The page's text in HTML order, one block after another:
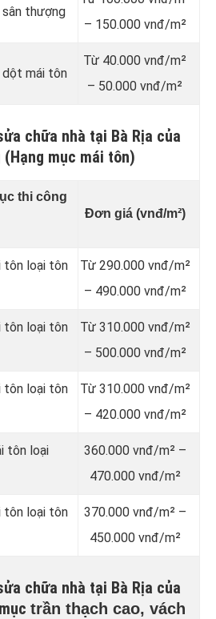
sân thượng
– 150.000 vnđ/m²
dột mái tôn
Từ 40.000 vnđ/m²
– 50.000 vnđ/m²
chữa nhà tại Bà Rịa của
(Hạng mục mái tôn)
thi công
Đơn giá (vnđ/m²)
tôn loại tôn
Từ 290.000 vnđ/m²
– 490.000 vnđ/m²
tôn loại tôn
Từ 310.000 vnđ/m²
– 500.000 vnđ/m²
tôn loại tôn
Từ 310.000 vnđ/m²
– 420.000 vnđ/m²
tôn loại
360.000 vnđ/m² –
470.000 vnđ/m²
tôn loại tôn
370.000 vnđ/m² –
450.000 vnđ/m²
chữa nhà tại Bà Rịa của
trần thạch cao, vách